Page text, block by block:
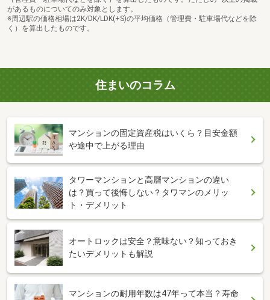
があるものについてのみ対象とします。
※周辺駅の価格相場は2K/DK/LDK(+S)の平均価格（管理費・駐車場代などを除
く）を算出したものです。
住まいのコラム
マンションの固定資産税はいくら？目安金額
や途中で上がる理由
タワーマンションと高層マンションの違い
は？買って後悔しない？タワマンのメリッ
ト・デメリット
オートロックは安全？意味ない？知っておき
たいデメリットも解説
マンションの耐用年数は47年って本当？寿命